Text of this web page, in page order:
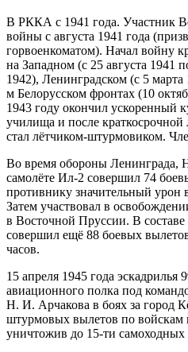
В РККА с 1941 года. Участник
войны с августа 1941 года
горвоенкоматом). Начал войну
на Западном (с 25 августа 1941
1942), Ленинградском (с 5
м Белорусском фронтах (10
1943 году окончил ускоренный
училища и после краткосрочной
стал лётчиком-штурмовиком.
Во время обороны Ленинграда,
самолёте Ил-2 совершил 74
противнику значительный урон
Затем участвовал в
в Восточной Пруссии. В составе
совершил ещё 88 боевых
часов.
15 апреля 1945 года эскадрилья
авиационного полка под
Н. И. Арчакова в боях за город
штурмовых вылетов по войскам
уничтожив до 15-ти самоходных